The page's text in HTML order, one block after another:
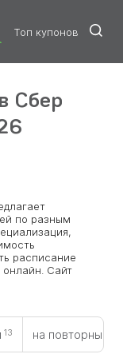
Топ купонов
Сбер
13 на повторный
по разным
расписание
Сайт
пациентов.
с целью